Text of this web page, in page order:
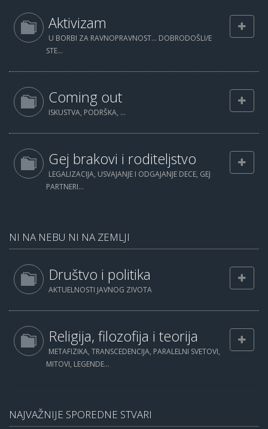
Aktivizam
U BORBI ZA RAVNOPRAVNOST... DOBRODOŠLI/E
STE...
Coming out
ISKUSTVA, PODRŠKA, ...
Gej brakovi i roditeljstvo
LEGALIZACIJA, USVAJANJE I ODGAJANJE DECE, GEJ
PARTNERI...
NI NA NEBU NI NA ZEMLJI
Društvo i politika
AKTUELNOSTI JAVNOG ZIVOTA
Religija, filozofija i teorija
METAFIZIKA, TRANSCEDENCIJA, PARALELNI SVETOVI,
MITOVI, LEGENDE...
NAJVAŽNIJE SPOREDNE STVARI